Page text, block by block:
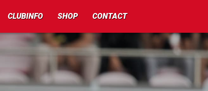
CLUBINFO SHOP CONTACT